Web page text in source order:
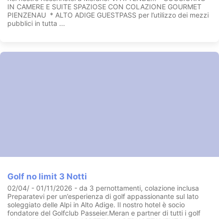
IN CAMERE E SUITE SPAZIOSE CON COLAZIONE GOURMET
PIENZENAU * ALTO ADIGE GUESTPASS per l’utilizzo dei mezzi
pubblici in tutta ...
Golf no limit 3 Notti
02/04/ - 01/11/2026 - da 3 pernottamenti, colazione inclusa
Preparatevi per un’esperienza di golf appassionante sul lato
soleggiato delle Alpi in Alto Adige. Il nostro hotel è socio
fondatore del Golfclub Passeier.Meran e partner di tutti i golf